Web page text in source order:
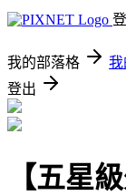
我的部落格 我
登出
【五星